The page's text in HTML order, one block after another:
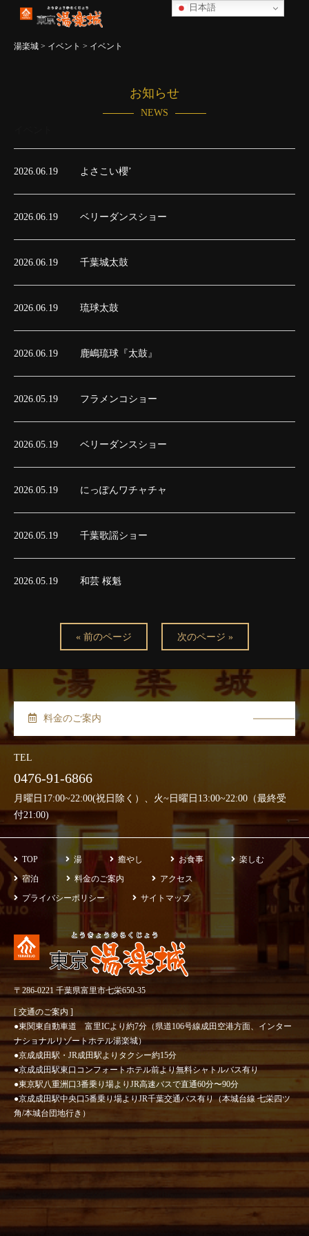
湯楽城 > イベント > イベント
お知らせ
NEWS
2026.06.19 よさこい櫻’
2026.06.19 ベリーダンスショー
2026.06.19 千葉城太鼓
2026.06.19 琉球太鼓
2026.06.19 鹿嶋琉球『太鼓』
2026.05.19 フラメンコショー
2026.05.19 ベリーダンスショー
2026.05.19 にっぽんワチャチャ
2026.05.19 千葉歌謡ショー
2026.05.19 和芸 桜魁
« 前のページ 次のページ »
料金のご案内
TEL
0476-91-6866
月曜日17:00~22:00(祝日除く）、火~日曜日13:00~22:00（最終受
付21:00)
TOP 湯 癒やし お食事
楽しむ
宿泊
料金のご案内
アクセス
プライバシーポリシー
サイトマップ
〒286-0221 千葉県富里市七栄650-35
[ 交通のご案内 ]
●東関東自動車道 富里ICより約7分（県道106号線成田空港方面、インター
ナショナルリゾートホテル湯楽城）
●京成成田駅・JR成田駅よりタクシー約15分
●京成成田駅東口コンフォートホテル前より無料シャトルバス有り
●東京駅八重洲口3番乗り場よりJR高速バスで直通60分〜90分
●京成成田駅中央口5番乗り場よりJR千葉交通バス有り（本城台線 七栄四ツ
角/本城台団地行き）
日本語